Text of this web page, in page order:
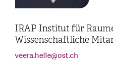
IRAP Institut für
Wissenschaftliche
veera.helle@ost.ch